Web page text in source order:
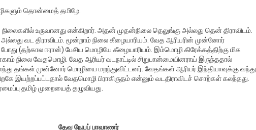
தொன்மைத் தமிழே.
உருவானது என்கிறார். அதன் முதன்நிலை தெலுங்கு அல்லது தென் திராவிடம்.
அல்லது வட திராவிடம். மூன்றாம் நிலை கீழையாரியம். வேத ஆரியரின் முன்னோர்
(தற்கால ஈரான்) பேசிய மொழியே கீழையாரியம். இம்மொழி கிரேக்கத்திற்கு மிக
நிலை வேதமொழி. வேத ஆரியர் வடநாட்டில் சிறுபான்மையினராய் இருந்ததால்
தங்கள் முன்னோர் மொழியை மறந்துவிட்டனர். வேதங்கள் ஆரியர் இந்தியாவுக்கு வந்து
இயற்றப்பட்டதால் வேதமொழி பிராகிருதம் என்னும் வடதிராவிடச் சொற்கள் கலந்தது.
தமிழ் முறையைத் தழுவியது.
தேவ நேயப் பாவாணர்